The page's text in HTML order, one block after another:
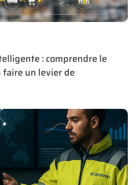
: comprendre le
faire un levier de